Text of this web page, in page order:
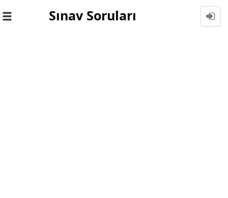
Toggle
Sınav Soruları